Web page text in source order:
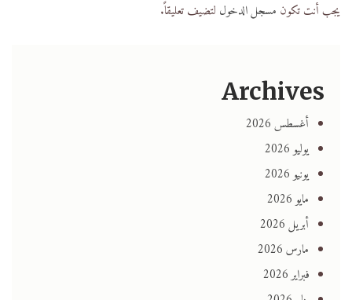
يجب أنت تكون مسجل الدخول لتضيف تعليقاً.
Archives
أغسطس 2026
يوليو 2026
يونيو 2026
مايو 2026
أبريل 2026
مارس 2026
فبراير 2026